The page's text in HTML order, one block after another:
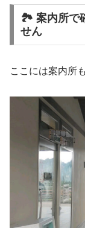
🏞 案内所で
せん
ここには案内所